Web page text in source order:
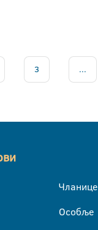
3 ...
Чланице
Особље